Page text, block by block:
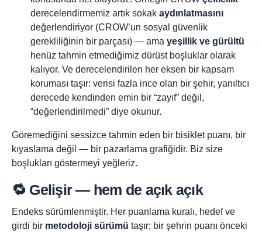
derecelendirmemiz artık sokak aydınlatmasını
değerlendiriyor (CROW’un sosyal güvenlik
gerekliliğinin bir parçası) — ama yeşillik ve gürültü
henüz tahmin etmediğimiz dürüst boşluklar olarak
kalıyor. Ve derecelendirilen her eksen bir kapsam
koruması taşır: verisi fazla ince olan bir şehir, yanıltıcı
derecede kendinden emin bir “zayıf” değil,
“değerlendirilmedi” diye okunur.
Göremediğini sessizce tahmin eden bir bisiklet puanı, bir
kıyaslama değil — bir pazarlama grafiğidir. Biz size
boşlukları göstermeyi yeğleriz.
🔁 Gelişir — hem de açık açık
Endeks sürümlenmiştir. Her puanlama kuralı, hedef ve
girdi bir metodoloji sürümü taşır; bir şehrin puanı önceki